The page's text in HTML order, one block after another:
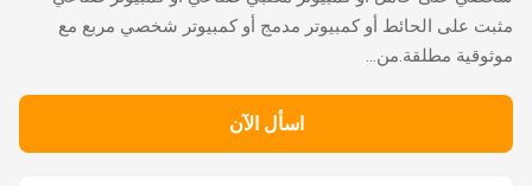
على الحائط أو كمبيوتر مدمج أو كمبيوتر شخصي مربع مع
مطلقة.من...
اسأل الآن